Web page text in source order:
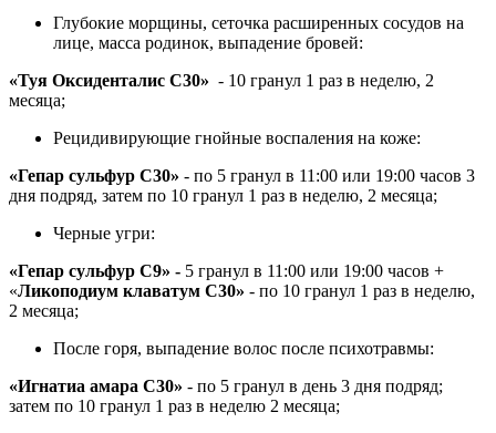
Глубокие морщины, сеточка расширенных сосудов на
лице, масса родинок, выпадение бровей:
«Туя Оксиденталис С30» - 10 гранул 1 раз в неделю, 2
месяца;
Рецидивирующие гнойные воспаления на коже:
«Гепар сульфур С30» - по 5 гранул в 11:00 или 19:00 часов 3
дня подряд, затем по 10 гранул 1 раз в неделю, 2 месяца;
Черные угри:
«Гепар сульфур С9» - 5 гранул в 11:00 или 19:00 часов +
«Ликоподиум клаватум С30» - по 10 гранул 1 раз в неделю,
2 месяца;
После горя, выпадение волос после психотравмы:
«Игнатиа амара С30» - по 5 гранул в день 3 дня подряд;
затем по 10 гранул 1 раз в неделю 2 месяца;